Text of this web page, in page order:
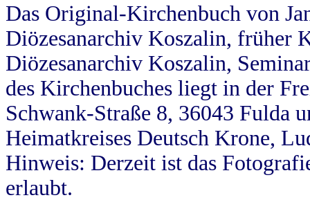
Das Original-Kirchenbuch von
Diözesanarchiv Koszalin, früher
Diözesanarchiv Koszalin,
des Kirchenbuches liegt in der
Schwank-Straße 8, 36043 Fulda
Heimatkreises Deutsch Krone,
Hinweis: Derzeit ist das
erlaubt.